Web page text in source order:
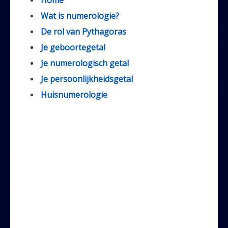
Wat is numerologie?
De rol van Pythagoras
Je geboortegetal
Je numerologisch getal
Je persoonlijkheidsgetal
Huisnumerologie